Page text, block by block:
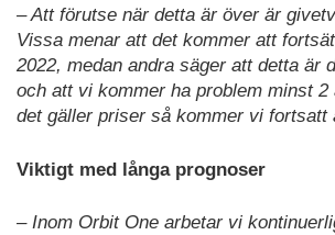
– Att förutse när detta är över är
Vissa menar att det kommer att
2022, medan andra säger att detta är
och att vi kommer ha problem minst 2
det gäller priser så kommer vi fortsatt
Viktigt med långa prognoser
– Inom Orbit One arbetar vi